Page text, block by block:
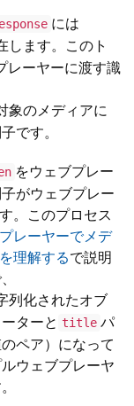
には
します。このト
レーヤーに渡す識
象のメディアに
です。
をウェブプレー
がウェブプレー
。このプロセス
レーヤーでメデ
理解するで説明
列化されたオブ
ターと title パ
ペア）になって
ウェブプレーヤ